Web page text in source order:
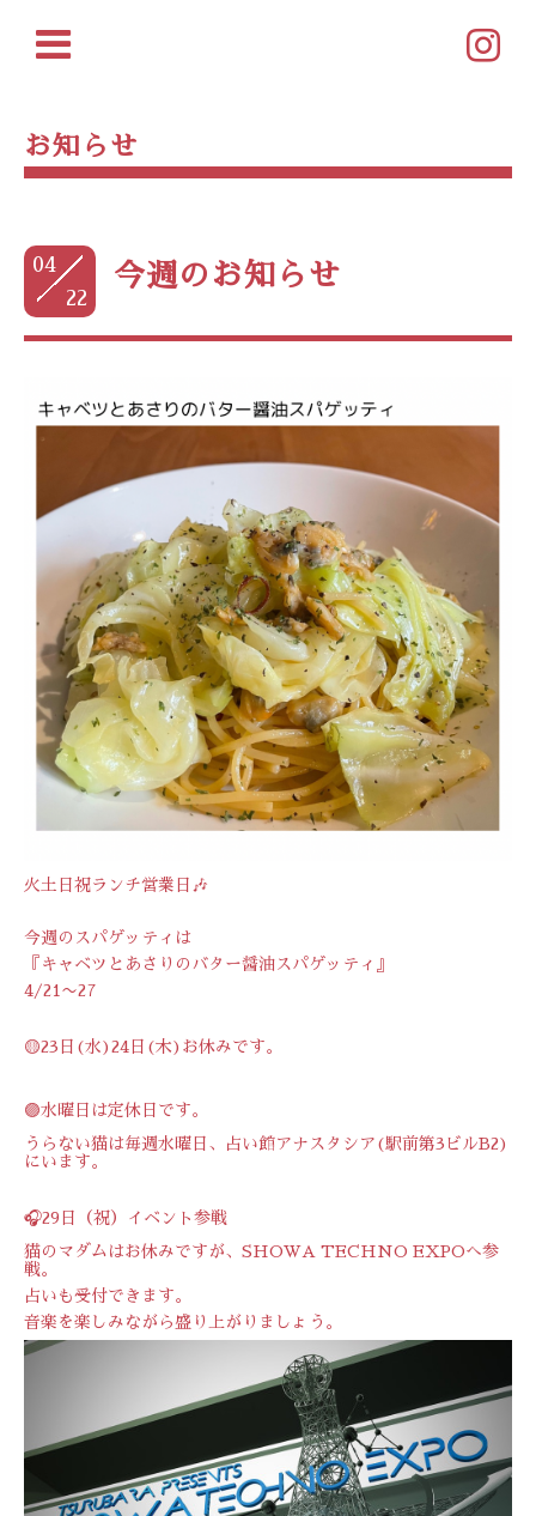
お知らせ
04
22
今週のお知らせ
火土日祝ランチ営業日🎶
今週のスパゲッティは
『キャベツとあさりのバター醤油スパゲッティ』
4/21〜27
🟡23日(水)24日(木)お休みです。
🟣水曜日は定休日です。
うらない猫は毎週水曜日、占い館アナスタシア(駅前第3ビルB2)
にいます。
🎧29日（祝）イベント参戦
猫のマダムはお休みですが、SHOWA TECHNO EXPOへ参
戦。
占いも受付できます。
音楽を楽しみながら盛り上がりましょう。